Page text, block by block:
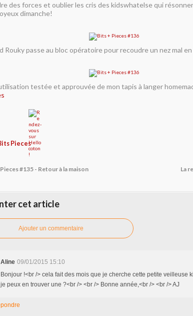
des forces et oublier les cris des kidswhatelse qui
dimanche!
Rouky passe au bloc opératoire pour recoudre un nez mal en
testée et approuvée de mon tapis à langer
Pieces
#135 - Retour à la maison La
cet article
Ajouter un commentaire
Aline 09/01/2015 15:10
Bonjour !<br /> cela fait des mois que je cherche cette petite veilleuse
je peux en trouver une ?<br /> <br /> Bonne année,<br /> <br /> AJ